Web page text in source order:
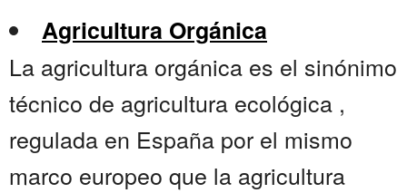
Agricultura Orgánica
La agricultura orgánica es el sinónimo
técnico de agricultura ecológica ,
regulada en España por el mismo
marco europeo que la agricultura